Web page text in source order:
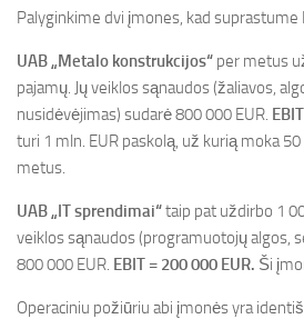
Palyginkime dvi įmones, kad suprastume
UAB „Metalo konstrukcijos“ per metus
pajamų. Jų veiklos sąnaudos (žaliavos,
nusidėvėjimas) sudarė 800 000 EUR.
turi 1 mln. EUR paskolą, už kurią moka
metus.
UAB „IT sprendimai“taip pat uždirbo 1
veiklos sąnaudos (programuotojų algos,
800 000 EUR. EBIT = 200 000 EUR. Ši
Operaciniu požiūriu abi įmonės yra